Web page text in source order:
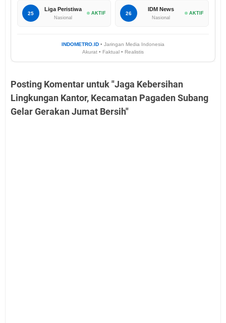
25
Liga Peristiwa
Nasional
AKTIF 26
IDM News
Nasional
AKTIF
INDOMETRO.ID • Jaringan Media Indonesia
Akurat • Faktual • Realistis
Posting Komentar untuk "Jaga Kebersihan
Lingkungan Kantor, Kecamatan Pagaden Subang
Gelar Gerakan Jumat Bersih"